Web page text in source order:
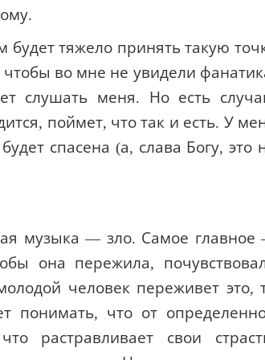
тяжело принять такую
во мне не увидели
слушать меня. Но есть
поймет, что так и есть. У
спасена (а, слава Богу, это
музыка — зло. Самое главное
она пережила,
человек переживет это,
понимать, что от
растравливает свои